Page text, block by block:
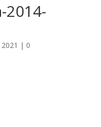
2014-
| 0